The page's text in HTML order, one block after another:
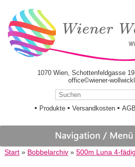
1070 Wien, Schottenfeldgasse
office©wiener-
• Produkte •Versandkosten •AGB
Start» Bobbelarchiv» 500m Luna 4-fädig